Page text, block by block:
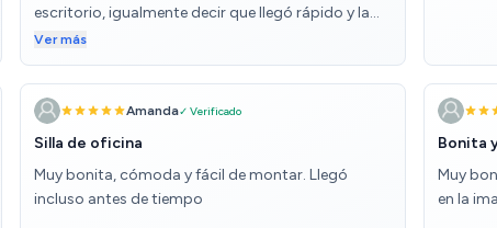
escritorio, igualmente decir que llegó rápido y la
devolución fue más rápida aún.
Ver más
Amanda✓ Verificado
Silla de oficina
Muy bonita, cómoda y fácil de montar. Llegó
incluso antes de tiempo
Bonita
Muy
en la